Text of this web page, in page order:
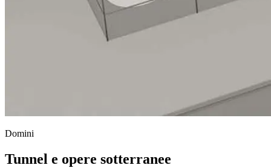
Domini
Tunnel e opere sotterranee